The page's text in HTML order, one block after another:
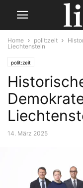
Home polit:zeit
Liechtenstein
polit:zeit
14. März 2025